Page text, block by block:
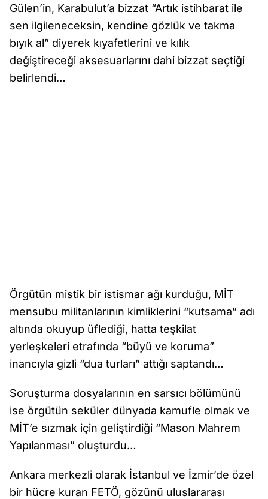
Gülen’in, Karabulut’a bizzat “Artık istihbarat ile
sen ilgileneceksin, kendine gözlük ve takma
bıyık al” diyerek kıyafetlerini ve kılık
değiştireceği aksesuarlarını dahi bizzat seçtiği
belirlendi…
Örgütün mistik bir istismar ağı kurduğu, MİT
mensubu militanlarının kimliklerini “kutsama” adı
altında okuyup üflediği, hatta teşkilat
yerleşkeleri etrafında “büyü ve koruma”
inancıyla gizli “dua turları” attığı saptandı…
Soruşturma dosyalarının en sarsıcı bölümünü
ise örgütün seküler dünyada kamufle olmak ve
MİT’e sızmak için geliştirdiği “Mason Mahrem
Yapılanması” oluşturdu…
Ankara merkezli olarak İstanbul ve İzmir’de özel
bir hücre kuran FETÖ, gözünü uluslararası